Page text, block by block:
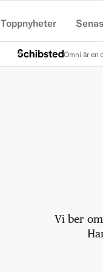
Toppnyheter
Omni är en
Vi ber